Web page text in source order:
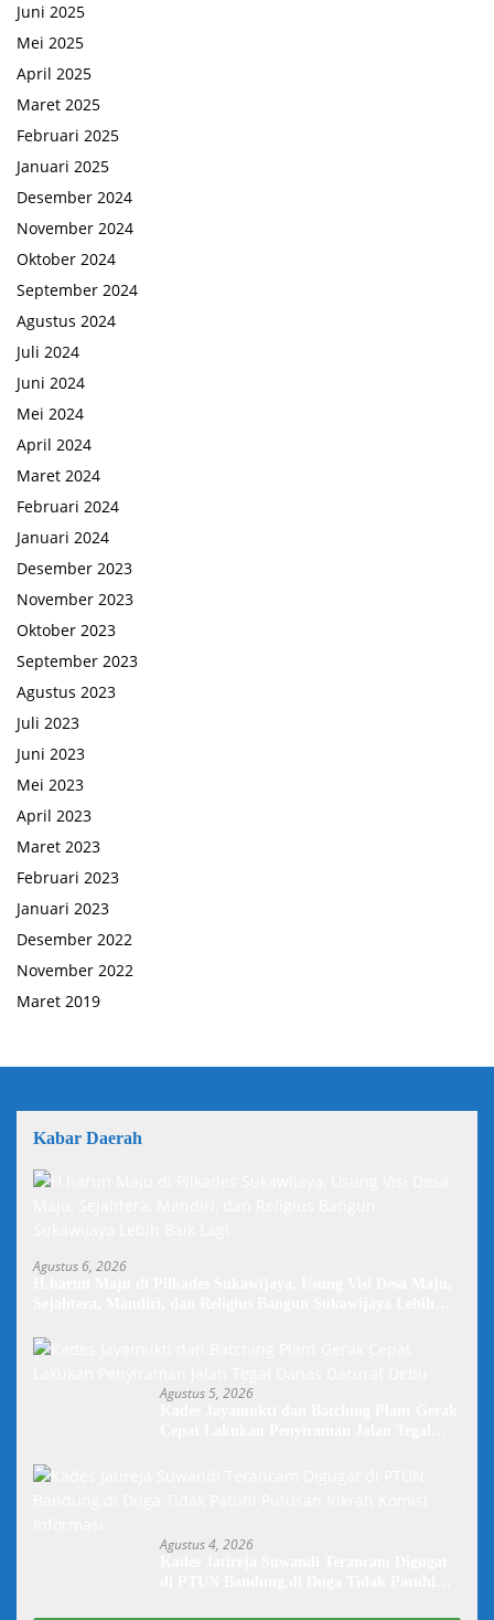
Juni 2025
Mei 2025
April 2025
Maret 2025
Februari 2025
Januari 2025
Desember 2024
November 2024
Oktober 2024
September 2024
Agustus 2024
Juli 2024
Juni 2024
Mei 2024
April 2024
Maret 2024
Februari 2024
Januari 2024
Desember 2023
November 2023
Oktober 2023
September 2023
Agustus 2023
Juli 2023
Juni 2023
Mei 2023
April 2023
Maret 2023
Februari 2023
Januari 2023
Desember 2022
November 2022
Maret 2019
Kabar Daerah
Agustus 6, 2026
Agustus 5, 2026
Agustus 4, 2026